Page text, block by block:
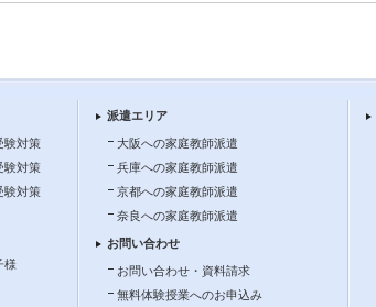
験対策
験対策
験対策
様
派遣エリア
大阪への家庭教師派遣
兵庫への家庭教師派遣
京都への家庭教師派遣
奈良への家庭教師派遣
お問い合わせ
お問い合わせ・資料請求
無料体験授業へのお申込み